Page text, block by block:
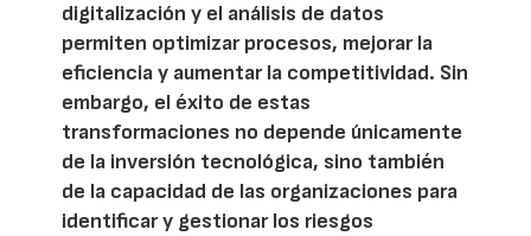
digitalización y el análisis de datos
permiten optimizar procesos, mejorar la
eficiencia y aumentar la competitividad. Sin
embargo, el éxito de estas
transformaciones no depende únicamente
de la inversión tecnológica, sino también
de la capacidad de las organizaciones para
identificar y gestionar los riesgos